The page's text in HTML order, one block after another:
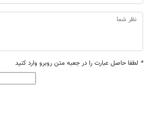
* لطفا حاصل عبارت را در جعبه متن روبرو وارد کنید